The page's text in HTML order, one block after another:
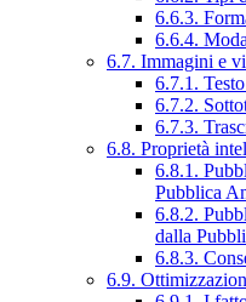
6.6.3.
6.6.4.
6.7. Immagini e
6.7.1.
6.7.2.
6.7.3.
6.8. Proprietà
6.8.1.
Pubblica
6.8.2.
dalla
6.8.3.
6.9.